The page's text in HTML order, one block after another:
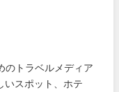
のトラベルメディア
いスポット、ホテ